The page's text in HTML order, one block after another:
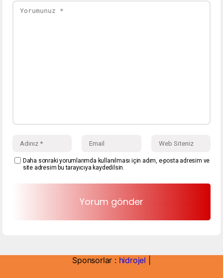
Daha sonraki yorumlarımda kullanılması için adım, e-posta adresim ve
site adresim bu tarayıcıya kaydedilsin.
Sponsorlar : hidrojel